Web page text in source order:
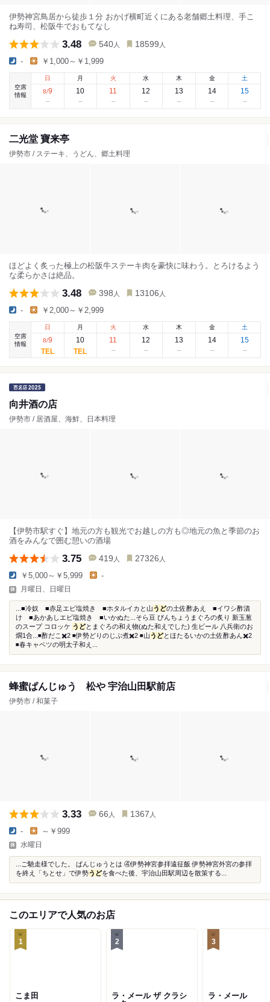
伊勢神宮鳥居から徒歩１分 おかげ横町近くにある老舗郷土料理、手こ
ね寿司、松阪牛でおもてなし
3.48 540 人 18599 人
- ￥1,000～￥1,999
空席
情報
日
8/9
月
10
火
11
水
12
木
13
金
14
土
15
二光堂 寶来亭
伊勢市 / ステーキ、うどん、郷土料理
ほどよく炙った極上の松阪牛ステーキ肉を豪快に味わう。とろけるよう
な柔らかさは絶品。
3.48 398 人 13106 人
- ￥2,000～￥2,999
空席
情報
日
8/9
月
10
火
11
水
12
木
13
金
14
土
15
向井酒の店
伊勢市 / 居酒屋、海鮮、日本料理
【伊勢市駅すぐ】地元の方も観光でお越しの方も◎地元の魚と季節のお
酒をみんなで囲む憩いの酒場
3.75 419 人 27326 人
￥5,000～￥5,999 -
月曜日、日曜日
...■冷奴 ■赤足エビ塩焼き ■ホタルイカと山うどの土佐酢あえ ■イワシ酢漬
け ■あかあしエビ塩焼き ■いかぬた...そら豆 びんちょうまぐろの炙り 新玉葱
のスープ コロッケ うどとまぐろの和え物(ぬた和えでした) 生ビール 八兵衛のお
燗1合...◾️酢だこ✖️2 ◾️伊勢どりのじぶ煮✖️2 ◾️山うどとほたるいかの土佐酢あん✖️2
◾️春キャベツの明太子和え...
蜂蜜ぱんじゅう 松や 宇治山田駅前店
伊勢市 / 和菓子
3.33 66 人 1367 人
- ～￥999
水曜日
...ご馳走様でした。 ぱんじゅうとは ④伊勢神宮参拝遠征飯 伊勢神宮外宮の参拝
を終え「ちとせ」で伊勢うどを食べた後、宇治山田駅周辺を散策する...
このエリアで人気のお店
1
こま田
2
ラ・メール ザ クラシ
3
ラ・メール